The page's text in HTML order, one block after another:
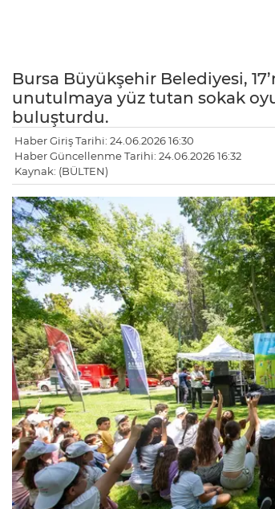
Bursa Büyükşehir Belediyesi,
unutulmaya yüz tutan sokak
buluşturdu.
Haber Giriş Tarihi: 24.06.2026 16:30
Haber Güncellenme Tarihi: 24.06.2026 16:32
Kaynak: (BÜLTEN)